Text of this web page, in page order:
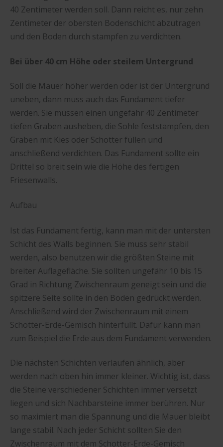
40 Zentimeter werden soll. Dann reicht es, nur zehn
Zentimeter der obersten Bodenschicht abzutragen
und den Boden durch stampfen zu verdichten.
Bei über 40 cm Höhe oder steilem Untergrund
Soll die Mauer höher werden oder ist der Untergrund
uneben, dann muss auch das Fundament tiefer
werden. Sie müssen einen ungefähr 40 Zentimeter
tiefen Graben ausheben, die Sohle feststampfen, den
Graben mit Kies oder Schotter füllen und
anschließend verdichten. Das Fundament sollte ein
Drittel so breit sein wie die Höhe des fertigen
Friesenwalls.
Aufbau
Ist das Fundament fertig, kann man mit der untersten
Schicht des Walls beginnen. Sie muss sehr stabil
werden, also benutzen wir die größten Steine mit
breiter Auflagefläche. Sie sollten ungefähr 10 bis 15
Grad in Richtung Zwischenraum geneigt sein und die
spitzere Seite sollte in den Boden gedrückt werden.
Anschließend wird der Zwischenraum mit einem
Schotter-Erde-Gemisch hinterfüllt. Dafür kann man
zum Beispiel die Erde aus dem Fundament verwenden.
Die nächsten Schichten verlaufen ähnlich, aber
werden nach oben hin immer kleiner. Wichtig ist, dass
die Steine verschiedener Schichten immer versetzt
liegen und sich Nachbarsteine immer berühren. Nur
so maximiert man die Spannung und die Mauer bleibt
lange stabil. Nach jeder Schicht sollten Sie den
Zwischenraum mit dem Schotter-Erde-Gemisch